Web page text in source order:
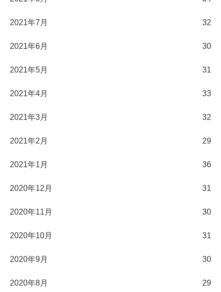
2021年7月 32
2021年6月 30
2021年5月 31
2021年4月 33
2021年3月 32
2021年2月 29
2021年1月 36
2020年12月 31
2020年11月 30
2020年10月 31
2020年9月 30
2020年8月 29